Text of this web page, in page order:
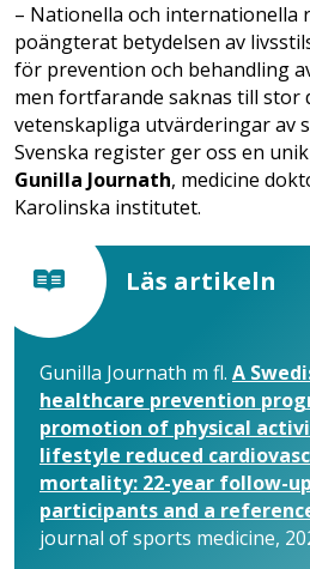
– Nationella och internationella
poängterat betydelsen av
för prevention och behandling
men fortfarande saknas till stor
vetenskapliga utvärderingar av
Svenska register ger oss en
Gunilla Journath, medicine
Karolinska institutet.
Läs artikeln
Gunilla Journath m fl. A
healthcare prevention
promotion of physical
lifestyle reduced
mortality: 22-year follow-
participants and a
journal of sports medicine,